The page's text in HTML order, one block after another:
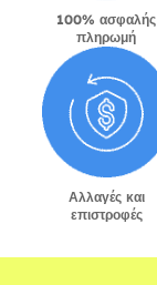
100% ασφαλής
πληρωμή
Αλλαγές και
επιστροφές